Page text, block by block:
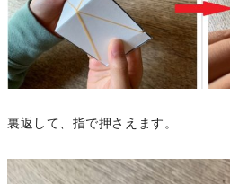
裏返して、指で押さえます。